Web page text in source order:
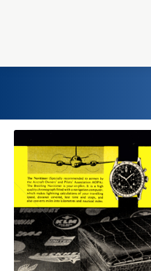
Home
Einst und Heute
Marken
Konzerne
Epoche